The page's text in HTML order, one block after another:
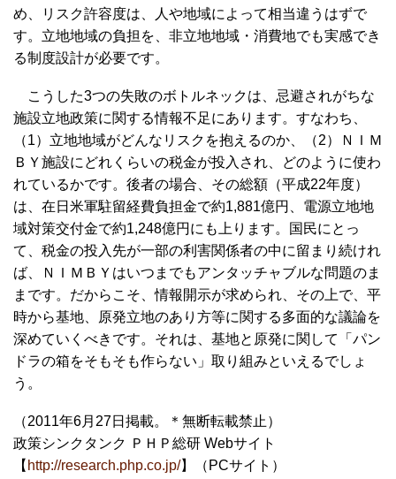
め、リスク許容度は、人や地域によって相当違うはずで
す。立地地域の負担を、非立地地域・消費地でも実感でき
る制度設計が必要です。
こうした3つの失敗のボトルネックは、忌避されがちな
施設立地政策に関する情報不足にあります。すなわち、
（1）立地地域がどんなリスクを抱えるのか、（2）ＮＩＭ
ＢＹ施設にどれくらいの税金が投入され、どのように使わ
れているかです。後者の場合、その総額（平成22年度）
は、在日米軍駐留経費負担金で約1,881億円、電源立地地
域対策交付金で約1,248億円にも上ります。国民にとっ
て、税金の投入先が一部の利害関係者の中に留まり続けれ
ば、ＮＩＭＢＹはいつまでもアンタッチャブルな問題のま
まです。だからこそ、情報開示が求められ、その上で、平
時から基地、原発立地のあり方等に関する多面的な議論を
深めていくべきです。それは、基地と原発に関して「パン
ドラの箱をそもそも作らない」取り組みといえるでしょ
う。
（2011年6月27日掲載。＊無断転載禁止）
政策シンクタンク ＰＨＰ総研 Webサイト
【 http://research.php.co.jp/】（PCサイト）